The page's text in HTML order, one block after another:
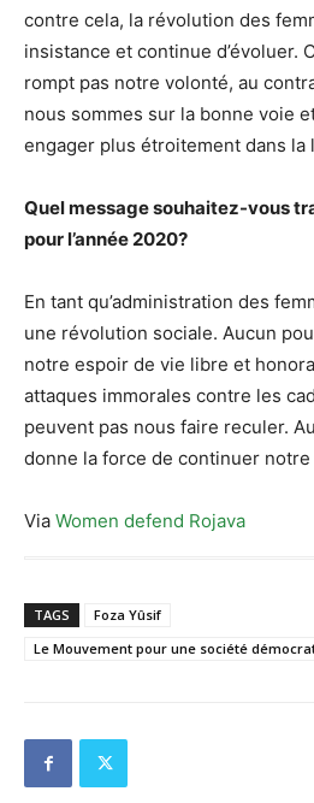
contre cela, la révolution des
insistance et continue d’évoluer.
rompt pas notre volonté, au
nous sommes sur la bonne voie
engager plus étroitement dans la
Quel message souhaitez-vous
pour l’année 2020?
En tant qu’administration des
une révolution sociale. Aucun
notre espoir de vie libre et
attaques immorales contre les
peuvent pas nous faire reculer.
donne la force de continuer notre
Via Women defend Rojava
TAGS
Foza Yûsif
Le Mouvement pour une société